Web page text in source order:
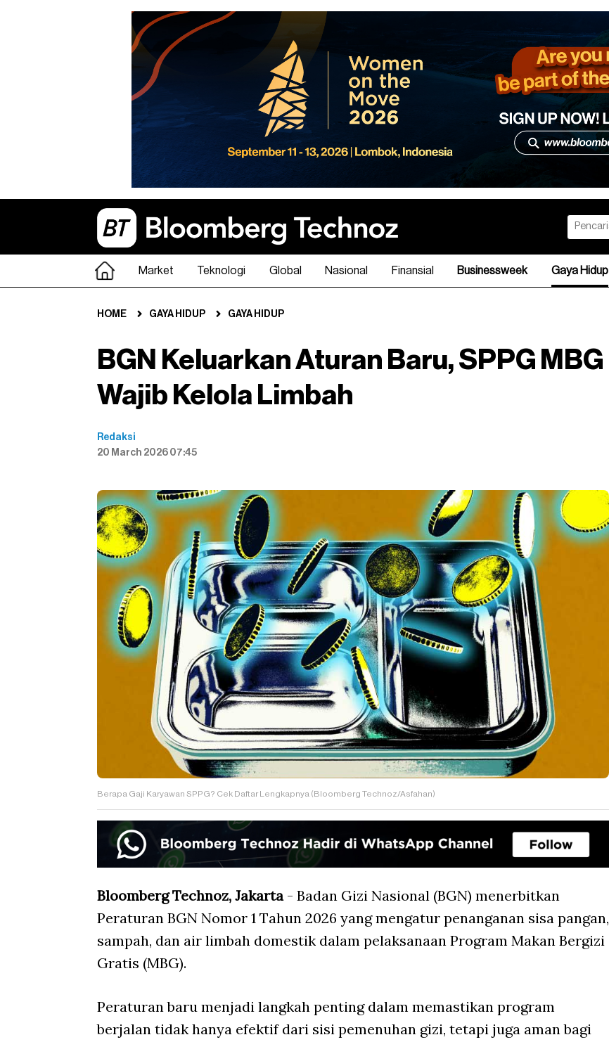
Market Teknologi Global Nasional Finansial Businessweek Gaya Hidup
HOME GAYA HIDUP GAYA HIDUP
BGN Keluarkan Aturan Baru, SPPG MBG
Wajib Kelola Limbah
Redaksi
20 March 2026 07:45
Berapa Gaji Karyawan SPPG? Cek Daftar Lengkapnya (Bloomberg Technoz/Asfahan)
Bloomberg Technoz, Jakarta- Badan Gizi Nasional (BGN) menerbitkan
Peraturan BGN Nomor 1 Tahun 2026 yang mengatur penanganan sisa pangan,
sampah, dan air limbah domestik dalam pelaksanaan Program Makan Bergizi
Gratis (MBG).
Peraturan baru menjadi langkah penting dalam memastikan program
berjalan tidak hanya efektif dari sisi pemenuhan gizi, tetapi juga aman bagi